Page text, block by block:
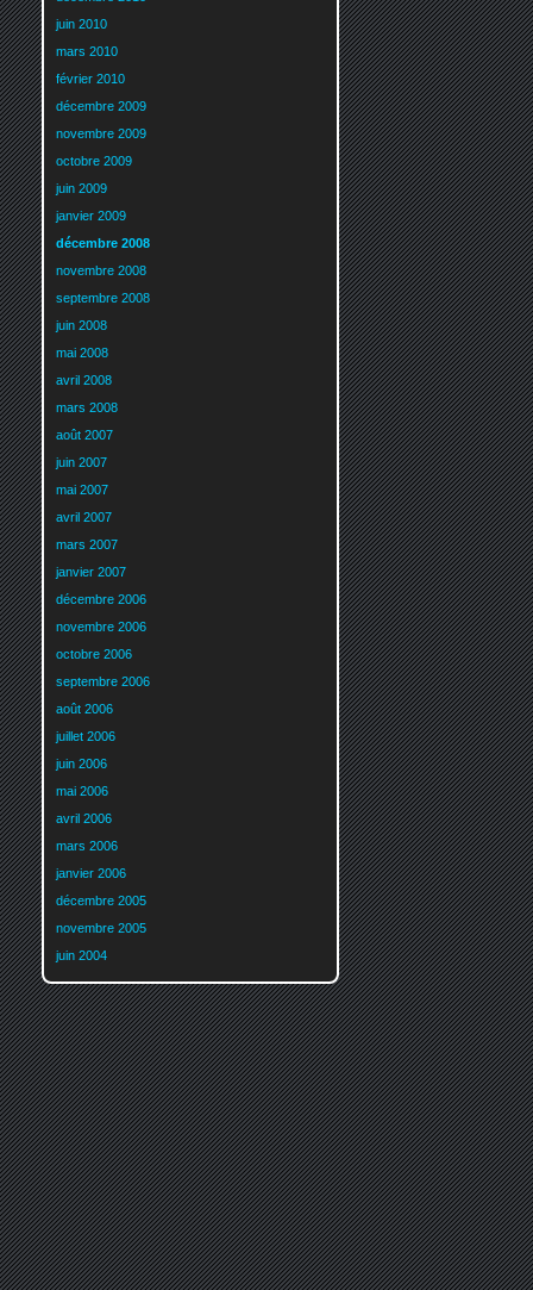
juin 2010
mars 2010
février 2010
décembre 2009
novembre 2009
octobre 2009
juin 2009
janvier 2009
décembre 2008
novembre 2008
septembre 2008
juin 2008
mai 2008
avril 2008
mars 2008
août 2007
juin 2007
mai 2007
avril 2007
mars 2007
janvier 2007
décembre 2006
novembre 2006
octobre 2006
septembre 2006
août 2006
juillet 2006
juin 2006
mai 2006
avril 2006
mars 2006
janvier 2006
décembre 2005
novembre 2005
juin 2004